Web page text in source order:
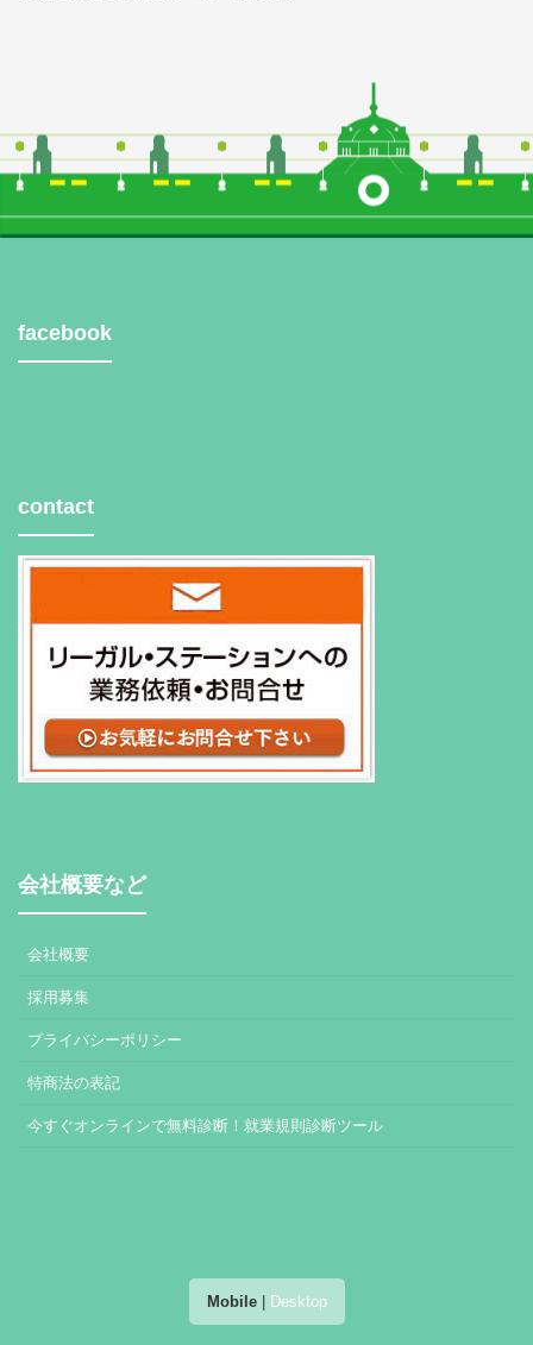
facebook
contact
会社概要など
会社概要
採用募集
プライバシーポリシー
特商法の表記
今すぐオンラインで無料診断！就業規則診断ツール
Mobile| Desktop